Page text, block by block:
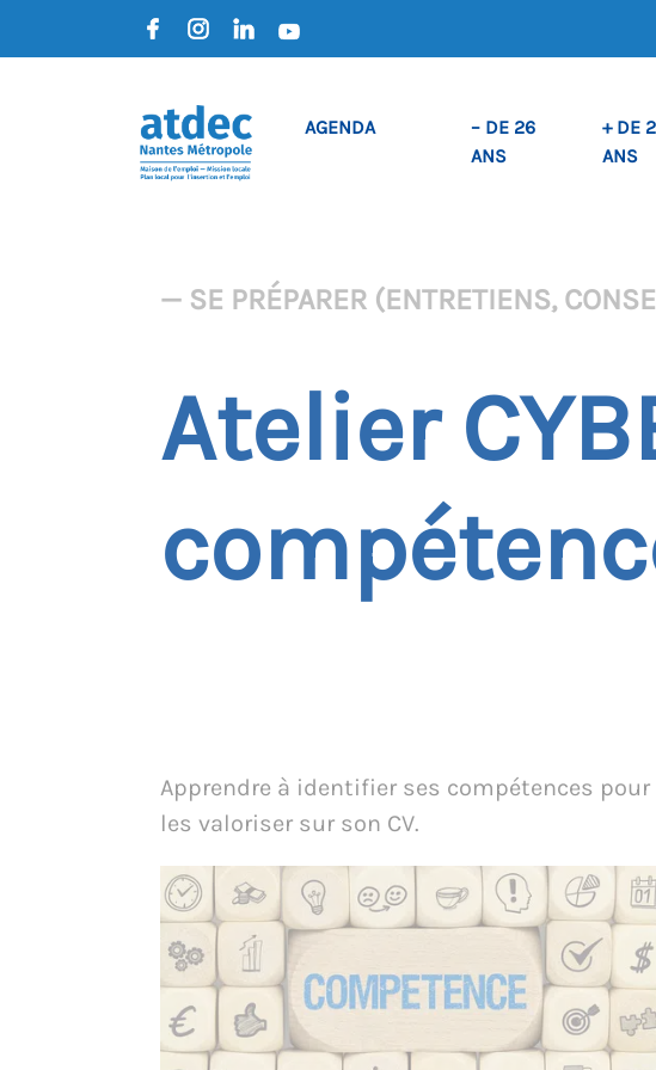
AGENDA
– DE 26
ANS
+ DE
ANS
— SE PRÉPARER (ENTRETIENS,
Atelier
Apprendre à identifier ses compétences pour
les valoriser sur son CV.